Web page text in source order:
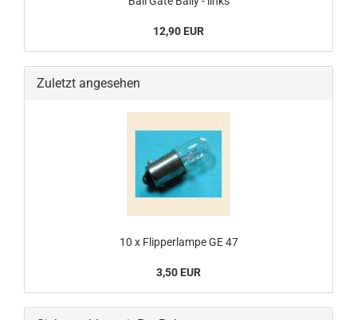
12,90 EUR
Zuletzt angesehen
10 x Flipperlampe GE 47
3,50 EUR